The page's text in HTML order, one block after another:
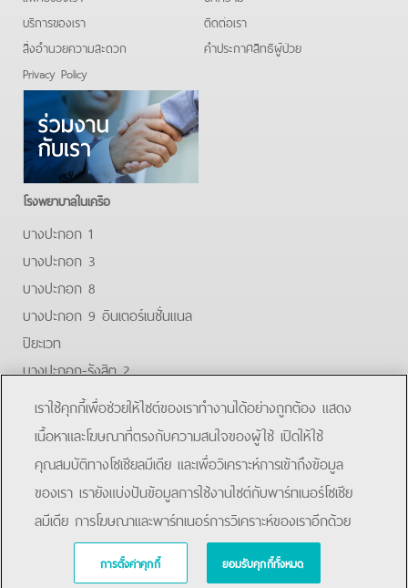
บริการของเรา
สิ่งอำนวยความสะดวก
Privacy Policy
ติดต่อเรา
คําประกาศสิทธิผู้ป่วย
โรงพยาบาลในเครือ
บางปะกอก 1
บางปะกอก 3
บางปะกอก 8
บางปะกอก 9 อินเตอร์เนชั่นแนล
ปิยะเวท
บางปะกอก-รังสิต 2
บางปะกอกสมุทรปราการ
FacebookYoutube
โรงพยาบาลบางปะกอก-รังสิต 2
Copyright © 2019 Bangpakok Hospital All rights reserved.
เราใช้คุกกี้เพื่อช่วยให้ไซต์ของเราทำงานได้อย่างถูกต้อง แสดง
เนื้อหาและโฆษณาที่ตรงกับความสนใจของผู้ใช้ เปิดให้ใช้
คุณสมบัติทางโซเชียลมีเดีย และเพื่อวิเคราะห์การเข้าถึงข้อมูล
ของเรา เรายังแบ่งปันข้อมูลการใช้งานไซต์กับพาร์ทเนอร์โซเชีย
ลมีเดีย การโฆษณาและพาร์ทเนอร์การวิเคราะห์ของเราอีกด้วย
การตั้งค่าคุกกี้ ยอมรับคุกกี้ทั้งหมด